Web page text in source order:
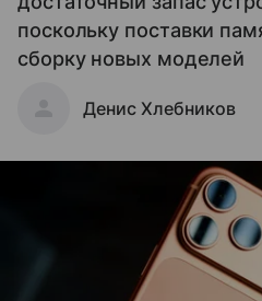
поскольку поставки
сборку новых моделей
Денис Хлебников